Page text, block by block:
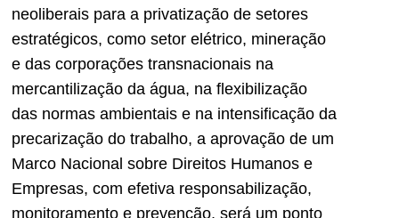
neoliberais para a privatização de setores
estratégicos, como setor elétrico, mineração
e das corporações transnacionais na
mercantilização da água, na flexibilização
das normas ambientais e na intensificação da
precarização do trabalho, a aprovação de um
Marco Nacional sobre Direitos Humanos e
Empresas, com efetiva responsabilização,
monitoramento e prevenção, será um ponto